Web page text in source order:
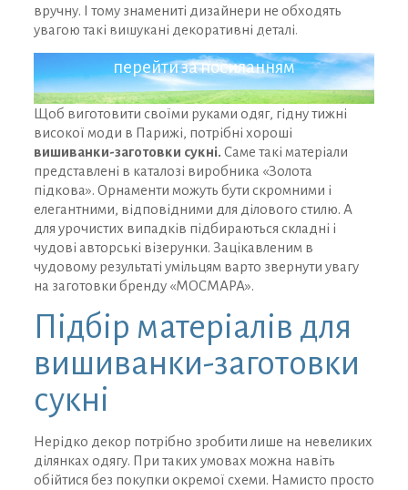
вручну. І тому знамениті дизайнери не обходять
увагою такі вишукані декоративні деталі.
ЗАРЕЄСТРУВАТИСЯ ТА ОТРИМАТИ ДОСТУП
ДО ДИСКОНТНОЇ ПРОГРАМИ
перейти за посиланням
Щоб виготовити своїми руками одяг, гідну тижні
високої моди в Парижі, потрібні хороші
вишиванки-заготовки сукні. Саме такі матеріали
представлені в каталозі виробника «Золота
підкова». Орнаменти можуть бути скромними і
елегантними, відповідними для ділового стилю. А
для урочистих випадків підбираються складні і
чудові авторські візерунки. Зацікавленим в
чудовому результаті умільцям варто звернути увагу
на заготовки бренду «МОСМАРА».
Підбір матеріалів для
вишиванки-заготовки
сукні
Нерідко декор потрібно зробити лише на невеликих
ділянках одягу. При таких умовах можна навіть
обійтися без покупки окремої схеми. Намисто просто